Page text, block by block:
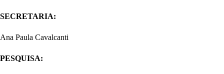
SECRETARIA:
Ana Paula Cavalcanti
PESQUISA: